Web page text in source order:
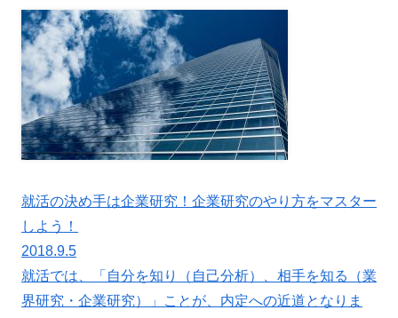
就活の決め手は企業研究！企業研究のやり方をマスター
しよう！
2018.9.5
就活では、「自分を知り（自己分析）、相手を知る（業
界研究・企業研究）」ことが、内定への近道となりま